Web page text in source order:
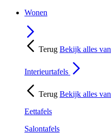
Wonen
Terug Bekijk alles van
Interieurtafels
Terug Bekijk alles van
Eettafels
Salontafels